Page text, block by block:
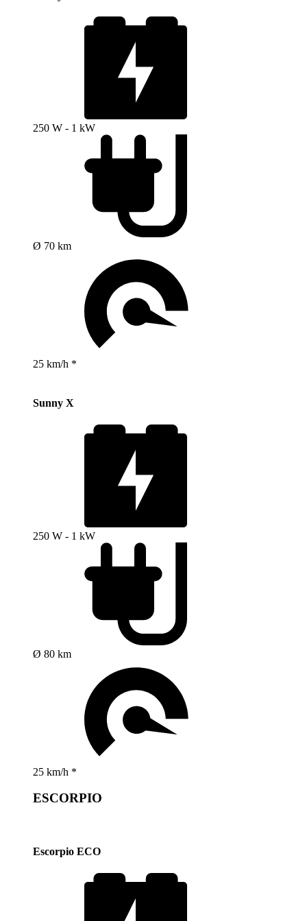
250 W - 1 kW
Ø 70 km
25 km/h *
Sunny X
250 W - 1 kW
Ø 80 km
25 km/h *
ESCORPIO
Escorpio ECO